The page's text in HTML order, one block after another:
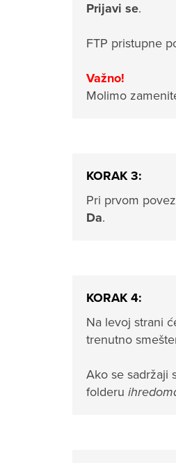
Prijavi se.
FTP pristupne
Važno!
Molimo
KORAK 3:
Pri prvom
Da.
KORAK 4:
Na levoj strani
trenutno
Ako se sadržaji
folderu